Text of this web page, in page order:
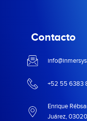
Contacto
+52 55 6383
Enrique
Juárez,